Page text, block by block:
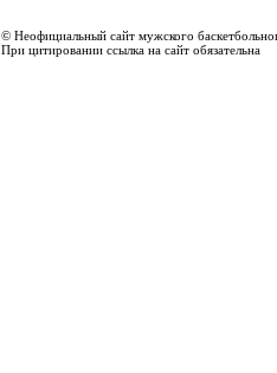
© Неофициальный сайт мужского
При цитировании ссылка на сайт обязательна